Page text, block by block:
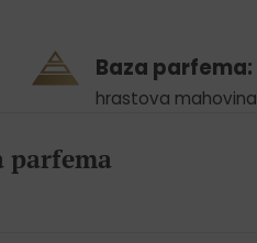
Baza parfema:
hrastova mahovina
parfema